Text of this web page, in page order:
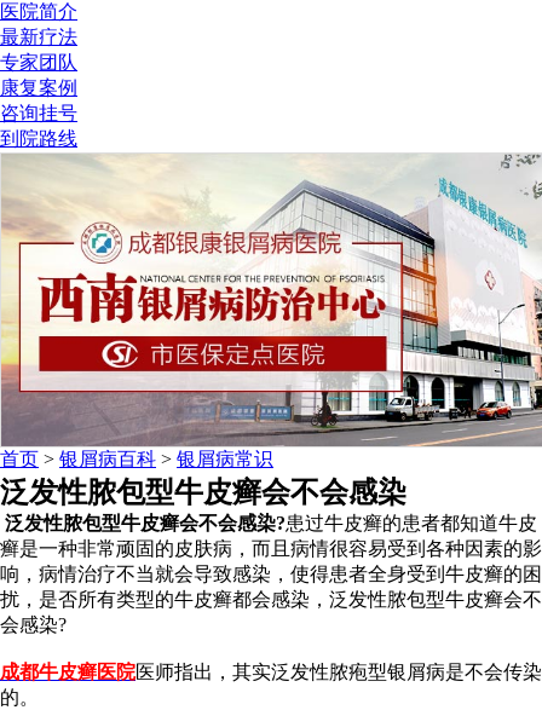
医院简介
最新疗法
专家团队
康复案例
咨询挂号
到院路线
首页 > 银屑病百科 > 银屑病常识
泛发性脓包型牛皮癣会不会感染
泛发性脓包型牛皮癣会不会感染?患过牛皮癣的患者都知道牛皮
癣是一种非常顽固的皮肤病，而且病情很容易受到各种因素的影
响，病情治疗不当就会导致感染，使得患者全身受到牛皮癣的困
扰，是否所有类型的牛皮癣都会感染，泛发性脓包型牛皮癣会不
会感染?
成都牛皮癣医院医师指出，其实泛发性脓疱型银屑病是不会传染
的。